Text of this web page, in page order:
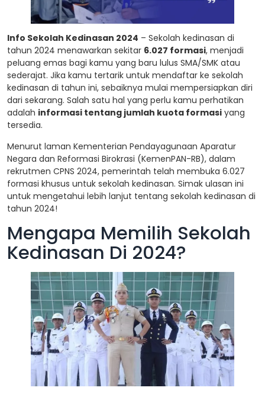
Info Sekolah Kedinasan 2024 – Sekolah kedinasan di
tahun 2024 menawarkan sekitar 6.027 formasi, menjadi
peluang emas bagi kamu yang baru lulus SMA/SMK atau
sederajat. Jika kamu tertarik untuk mendaftar ke sekolah
kedinasan di tahun ini, sebaiknya mulai mempersiapkan diri
dari sekarang. Salah satu hal yang perlu kamu perhatikan
adalah informasi tentang jumlah kuota formasi yang
tersedia.
Menurut laman Kementerian Pendayagunaan Aparatur
Negara dan Reformasi Birokrasi (KemenPAN-RB), dalam
rekrutmen CPNS 2024, pemerintah telah membuka 6.027
formasi khusus untuk sekolah kedinasan. Simak ulasan ini
untuk mengetahui lebih lanjut tentang sekolah kedinasan di
tahun 2024!
Mengapa Memilih Sekolah
Kedinasan Di 2024?